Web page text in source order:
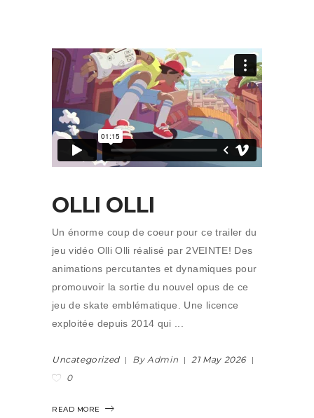
OLLI OLLI
Un énorme coup de coeur pour ce trailer du
jeu vidéo Olli Olli réalisé par 2VEINTE! Des
animations percutantes et dynamiques pour
promouvoir la sortie du nouvel opus de ce
jeu de skate emblématique. Une licence
exploitée depuis 2014 qui
Uncategorized By Admin
21 May 2026
0
READ MORE